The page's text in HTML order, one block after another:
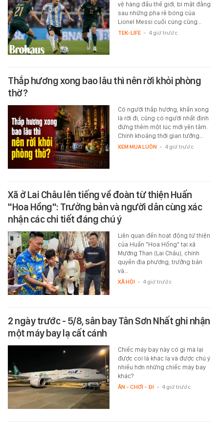
vệ hàng đầu thế giới, bí mật đằng
sau những pha rê bóng của
Lionel Messi cuối cùng cũng…
TEK-LIFE - 4 giờ trước
Thắp hương xong bao lâu thì nên rời khỏi phòng
thờ?
Có người thắp hương, khấn xong
là rời đi, cũng có người nhất định
đứng thêm một lúc mới yên tâm.
Chính khoảng thời gian tưởng…
XEM MUA LUÔN - 4 giờ trước
Xã ở Lai Châu lên tiếng về đoàn từ thiện Huấn
"Hoa Hồng": Trưởng bản và người dân cùng xác
nhận các chi tiết đáng chú ý
Liên quan đến hoạt động từ thiện
của Huấn "Hoa Hồng" tại xã
Mường Than (Lai Châu), chính
quyền địa phương, trưởng bản
và…
XÃ HỘI - 4 giờ trước
2 ngày trước - 5/8, sân bay Tân Sơn Nhất ghi nhận
một máy bay lạ cất cánh
Chiếc máy bay này có gì mà lại
được coi là khác lạ và được chú ý
nhiều hơn những chiếc máy bay
khác?
ĂN - CHƠI - ĐI - 4 giờ trước